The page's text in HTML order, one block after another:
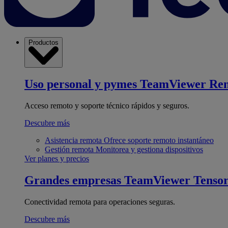
Productos
Uso personal y pymes TeamViewer
Acceso remoto y soporte técnico rápidos y seguros.
Descubre más
Asistencia remota Ofrece soporte remoto instantáneo
Gestión remota Monitorea y gestiona dispositivos
Ver planes y precios
Grandes empresas TeamViewer Tensor
Conectividad remota para operaciones seguras.
Descubre más